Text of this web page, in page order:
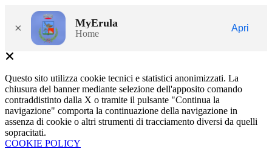
× MyErula
Home
Apri
Questo sito utilizza cookie tecnici e statistici anonimizzati. La
chiusura del banner mediante selezione dell'apposito comando
contraddistinto dalla X o tramite il pulsante "Continua la
navigazione" comporta la continuazione della navigazione in
assenza di cookie o altri strumenti di tracciamento diversi da quelli
sopracitati.
COOKIE POLICY